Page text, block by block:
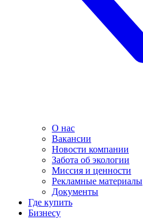
О нас
Вакансии
Новости компании
Забота об экологии
Миссия и ценности
Рекламные материалы
Документы
Где купить
Бизнесу